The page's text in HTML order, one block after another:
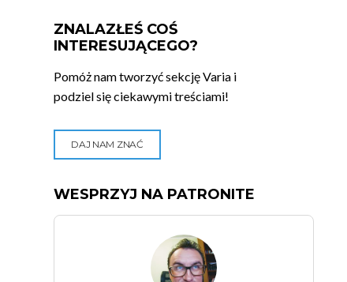
ZNALAZŁEŚ COŚ
INTERESUJĄCEGO?
Pomóż nam tworzyć sekcję Varia i
podziel się ciekawymi treściami!
DAJ NAM ZNAĆ
WESPRZYJ NA PATRONITE